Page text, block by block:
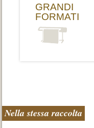
GRANDI
FORMATI
Nella stessa raccolta